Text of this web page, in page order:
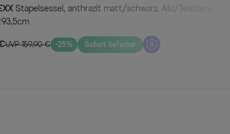
Stapelsessel, anthrazit matt/schwarz, Alu/Textilene,
UVP 159,90 € -25% Sofort lieferbar